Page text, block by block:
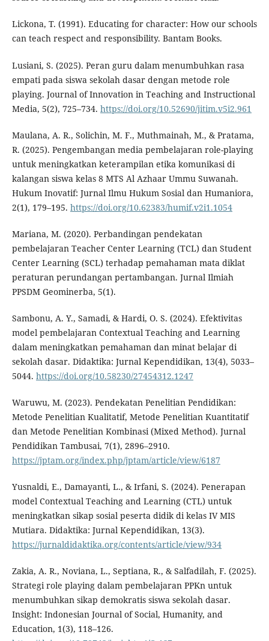
Lickona, T. (1991). Educating for character: How our schools
can teach respect and responsibility. Bantam Books.
Lusiani, S. (2025). Peran guru dalam menumbuhkan rasa
empati pada siswa sekolah dasar dengan metode role
playing. Journal of Innovation in Teaching and Instructional
Media, 5(2), 725–734. https://doi.org/10.52690/jitim.v5i2.961
Maulana, A. R., Solichin, M. F., Muthmainah, M., & Pratama,
R. (2025). Pengembangan media pembelajaran role-playing
untuk meningkatkan keterampilan etika komunikasi di
kalangan siswa kelas 8 MTS Al Azhaar Ummu Suwanah.
Hukum Inovatif: Jurnal Ilmu Hukum Sosial dan Humaniora,
2(1), 179–195. https://doi.org/10.62383/humif.v2i1.1054
Mariana, M. (2020). Perbandingan pendekatan
pembelajaran Teacher Center Learning (TCL) dan Student
Center Learning (SCL) terhadap pemahaman mata diklat
peraturan perundangan pertambangan. Jurnal Ilmiah
PPSDM Geominerba, 5(1).
Sambonu, A. Y., Samadi, & Hardi, O. S. (2024). Efektivitas
model pembelajaran Contextual Teaching and Learning
dalam meningkatkan pemahaman dan minat belajar di
sekolah dasar. Didaktika: Jurnal Kependidikan, 13(4), 5033–
5044. https://doi.org/10.58230/27454312.1247
Waruwu, M. (2023). Pendekatan Penelitian Pendidikan:
Metode Penelitian Kualitatif, Metode Penelitian Kuantitatif
dan Metode Penelitian Kombinasi (Mixed Method). Jurnal
Pendidikan Tambusai, 7(1), 2896–2910.
https://jptam.org/index.php/jptam/article/view/6187
Yusnaldi, E., Damayanti, L., & Irfani, S. (2024). Penerapan
model Contextual Teaching and Learning (CTL) untuk
meningkatkan sikap sosial peserta didik di kelas IV MIS
Mutiara. Didaktika: Jurnal Kependidikan, 13(3).
https://jurnaldidaktika.org/contents/article/view/934
Zakia, A. R., Noviana, L., Septiana, R., & Salfadilah, F. (2025).
Strategi role playing dalam pembelajaran PPKn untuk
menumbuhkan sikap demokratis siswa sekolah dasar.
Insight: Indonesian Journal of Social, Humanity, and
Education, 1(3), 118–126.